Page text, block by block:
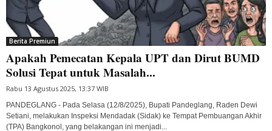
Berita Premiun
Apakah Pemecatan Kepala UPT dan Dirut BUMD
Solusi Tepat untuk Masalah...
Rabu 13 Agustus 2025, 13:37 WIB
PANDEGLANG - Pada Selasa (12/8/2025), Bupati Pandeglang, Raden Dewi
Setiani, melakukan Inspeksi Mendadak (Sidak) ke Tempat Pembuangan Akhir
(TPA) Bangkonol, yang belakangan ini menjadi...